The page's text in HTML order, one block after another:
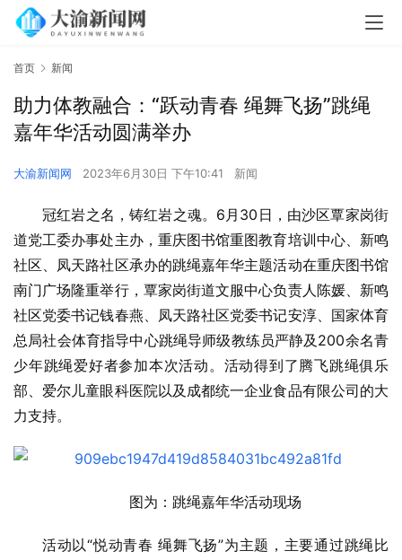
首页 新闻
助力体教融合：“跃动青春 绳舞飞扬”跳绳
嘉年华活动圆满举办
大渝新闻网 2023年6月30日 下午10:41 新闻
冠红岩之名，铸红岩之魂。6月30日，由沙区覃家岗街
道党工委办事处主办，重庆图书馆重图教育培训中心、新鸣
社区、凤天路社区承办的跳绳嘉年华主题活动在重庆图书馆
南门广场隆重举行，覃家岗街道文服中心负责人陈媛、新鸣
社区党委书记钱春燕、凤天路社区党委书记安淳、国家体育
总局社会体育指导中心跳绳导师级教练员严静及200余名青
少年跳绳爱好者参加本次活动。活动得到了腾飞跳绳俱乐
部、爱尔儿童眼科医院以及成都统一企业食品有限公司的大
力支持。
图为：跳绳嘉年华活动现场
活动以“悦动青春 绳舞飞扬”为主题，主要通过跳绳比